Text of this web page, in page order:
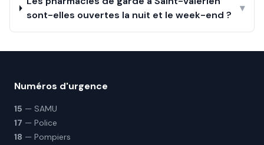
sont-elles ouvertes la nuit et le week-end ?
▾
Numéros d'urgence
15 — SAMU
17 — Police
18 — Pompiers